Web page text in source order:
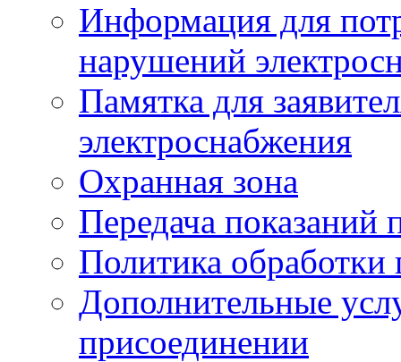
Информация для
нарушений
Памятка для
электроснабжения
Охранная зона
Передача показаний
Политика
Дополнительные
присоединении